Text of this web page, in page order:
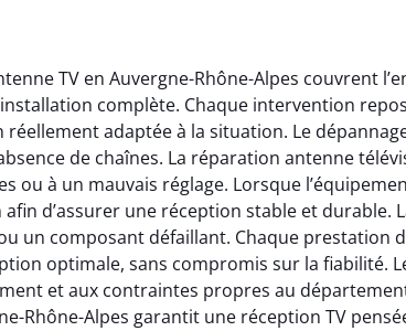
TV en Auvergne-Rhône-Alpes couvrent
installation complète. Chaque intervention
adaptée à la situation. Le
de chaînes. La réparation antenne
ou à un mauvais réglage. Lorsque
d’assurer une réception stable et
un composant défaillant. Chaque prestation
optimale, sans compromis sur la fiabilité.
et aux contraintes propres au
Rhône-Alpes garantit une réception TV